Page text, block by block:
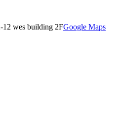
wes building 2FGoogle Maps